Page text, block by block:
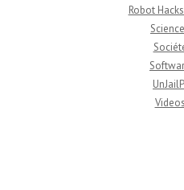
Robot
Videos